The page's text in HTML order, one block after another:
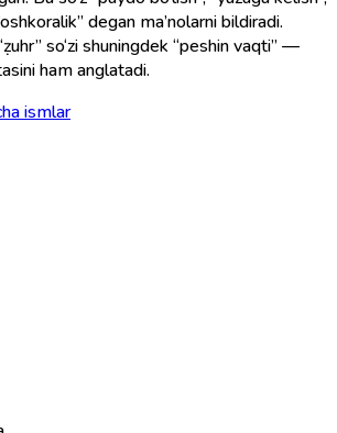
degan ma’nolarni bildiradi.
so‘zi shuningdek “peshin vaqti” —
ham anglatadi.
ismlar